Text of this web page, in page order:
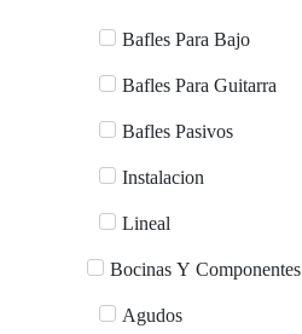
Bafles Para Bajo
Bafles Para Guitarra
Bafles Pasivos
Instalacion
Lineal
Bocinas Y Componentes
Agudos